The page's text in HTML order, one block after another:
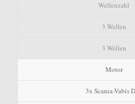
Wellenzahl
3 Wellen
3 Wellen
Motor
3x Scania-Vabis